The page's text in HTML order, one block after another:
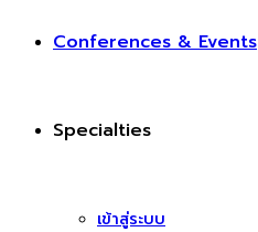
Conferences & Events
Specialties
เข้าสู่ระบบ